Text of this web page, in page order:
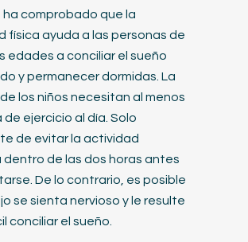
ha comprobado que la
física ayuda a las personas de
edades a conciliar el sueño
y permanecer dormidas. La
los niños necesitan al menos
de ejercicio al día. Solo
de evitar la actividad
dentro de las dos horas antes
De lo contrario, es posible
se sienta nervioso y le resulte
conciliar el sueño.